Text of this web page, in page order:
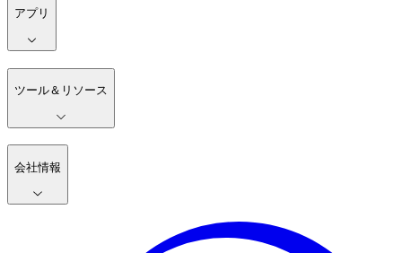
アプリ
ツール＆リソース
会社情報